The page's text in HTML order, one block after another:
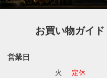
お買い物ガイド
営業日
火
定休